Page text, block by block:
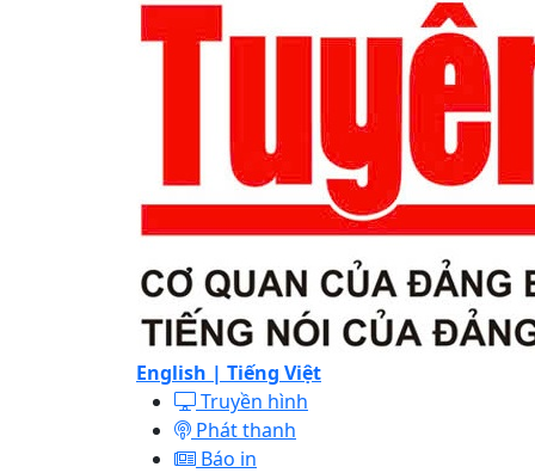
English | Tiếng Việt
Truyền hình
Phát thanh
Báo in